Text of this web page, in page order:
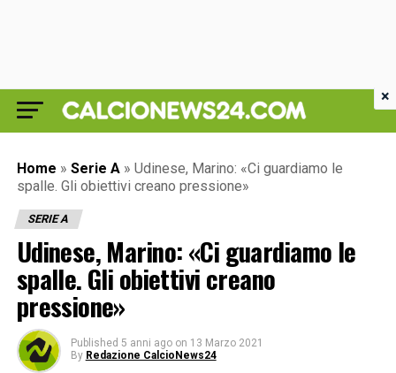
Home » Serie A » Udinese, Marino: «Ci guardiamo le
spalle. Gli obiettivi creano pressione»
SERIE A
Udinese, Marino: «Ci guardiamo le
spalle. Gli obiettivi creano
pressione»
Published 5 anni ago on 13 Marzo 2021
By Redazione CalcioNews24
×